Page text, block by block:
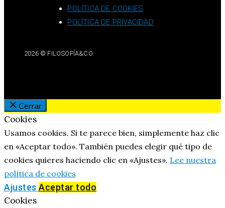
POLÍTICA DE COOKIES
POLÍTICA DE PRIVACIDAD
2026 © FILOSOFÍA&CO
Cerrar
Cookies
Usamos cookies. Si te parece bien, simplemente haz clic
en «Aceptar todo». También puedes elegir qué tipo de
cookies quieres haciendo clic en «Ajustes». Lee nuestra
política de cookies
Ajustes Aceptar todo
Cookies